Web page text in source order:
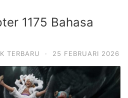
1175 Bahasa
TERBARU · 25 FEBRUARI 2026